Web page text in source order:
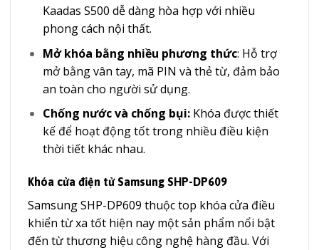
Kaadas S500 dễ dàng hòa hợp với nhiều
phong cách nội thất.
Mở khóa bằng nhiều phương thức: Hỗ trợ
mở bằng vân tay, mã PIN và thẻ từ, đảm bảo
an toàn cho người sử dụng.
Chống nước và chống bụi:Khóa được thiết
kế để hoạt động tốt trong nhiều điều kiện
thời tiết khác nhau.
Khóa cửa điện tử Samsung SHP-DP609
Samsung SHP-DP609 thuộc top khóa cửa điều
khiển từ xa tốt hiện nay một sản phẩm nổi bật
đến từ thương hiệu công nghệ hàng đầu. Với